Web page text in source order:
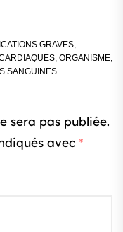
GRAVES,
, ORGANISME,
SANGUINES
sera pas publiée.
avec *